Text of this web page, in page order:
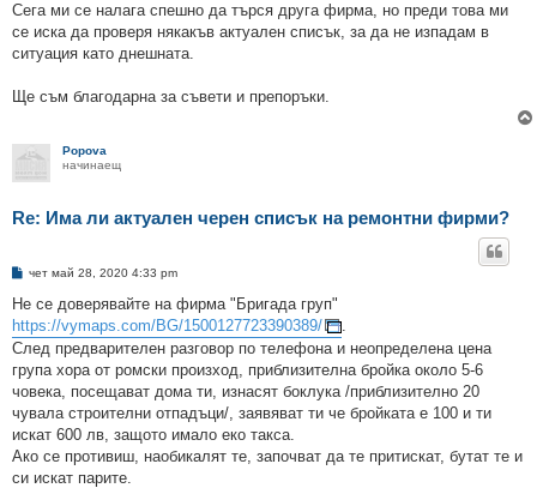
Сега ми се налага спешно да търся друга фирма, но преди това ми
се иска да проверя някакъв актуален списък, за да не изпадам в
ситуация като днешната.
Ще съм благодарна за съвети и препоръки.
Popova
начинаещ
Re: Има ли актуален черен списък на ремонтни фирми?
М
е
и
е
чет май 28, 2020 4:33 pm
Не се доверявайте на фирма "Бригада груп"
https://vymaps.com/BG/1500127723390389/
След предварителен разговор по телефона и неопределена цена
група хора от ромски произход, приблизителна бройка около 5-6
човека, посещават дома ти, изнасят боклука /приблизително 20
чувала строителни отпадъци/, заявяват ти че бройката е 100 и ти
искат 600 лв, защото имало еко такса.
Ако се противиш, наобикалят те, започват да те притискат, бутат те и
си искат парите.